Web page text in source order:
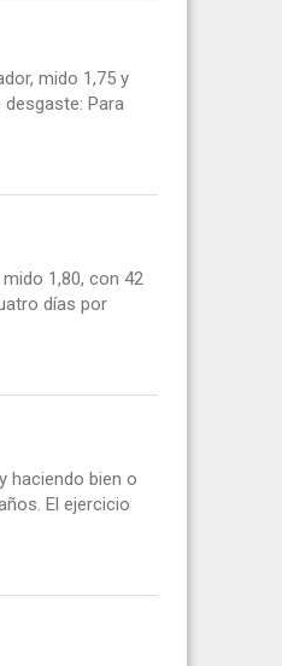
mido 1,75 y
Para
1,80, con 42
días por
haciendo bien o
El ejercicio